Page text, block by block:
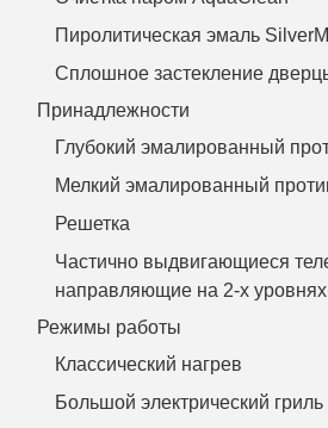
Пиролитическая эмаль
Сплошное застекление
Принадлежности
Глубокий эмалированный
Мелкий эмалированный
Решетка
Частично выдвигающиеся
направляющие на 2-х уровнях
Режимы работы
Классический нагрев
Большой электрический гриль